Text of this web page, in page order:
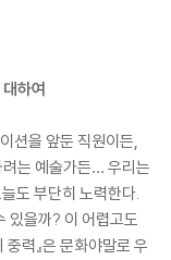
하여
션을 앞둔 직원이든,
는 예술가든… 우리는
도 부단히 노력한다.
있을까? 이 어렵고도
중력』은 문화야말로 우